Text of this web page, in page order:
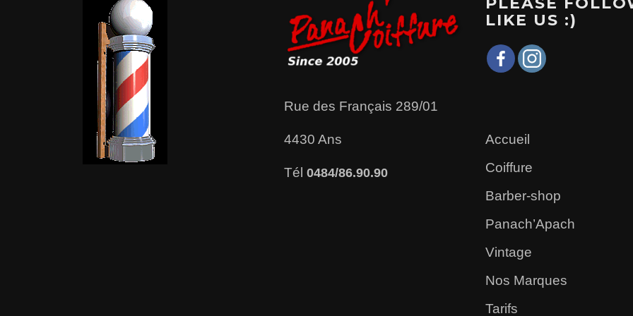
Rue des Français 289/01
4430 Ans
Tél 0484/86.90.90
LIKE US :)
Accueil
Coiffure
Barber-shop
Panach’Apach
Vintage
Nos Marques
Tarifs